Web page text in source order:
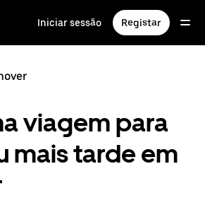
Iniciar sessão Registar
viagem para
mais tarde em